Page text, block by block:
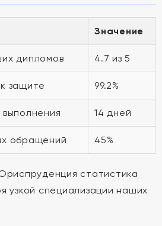
Значение
дипломов 4.7 из 5
защите 99.2%
14 дней
обращений 45%
статистика
узкой специализации наших